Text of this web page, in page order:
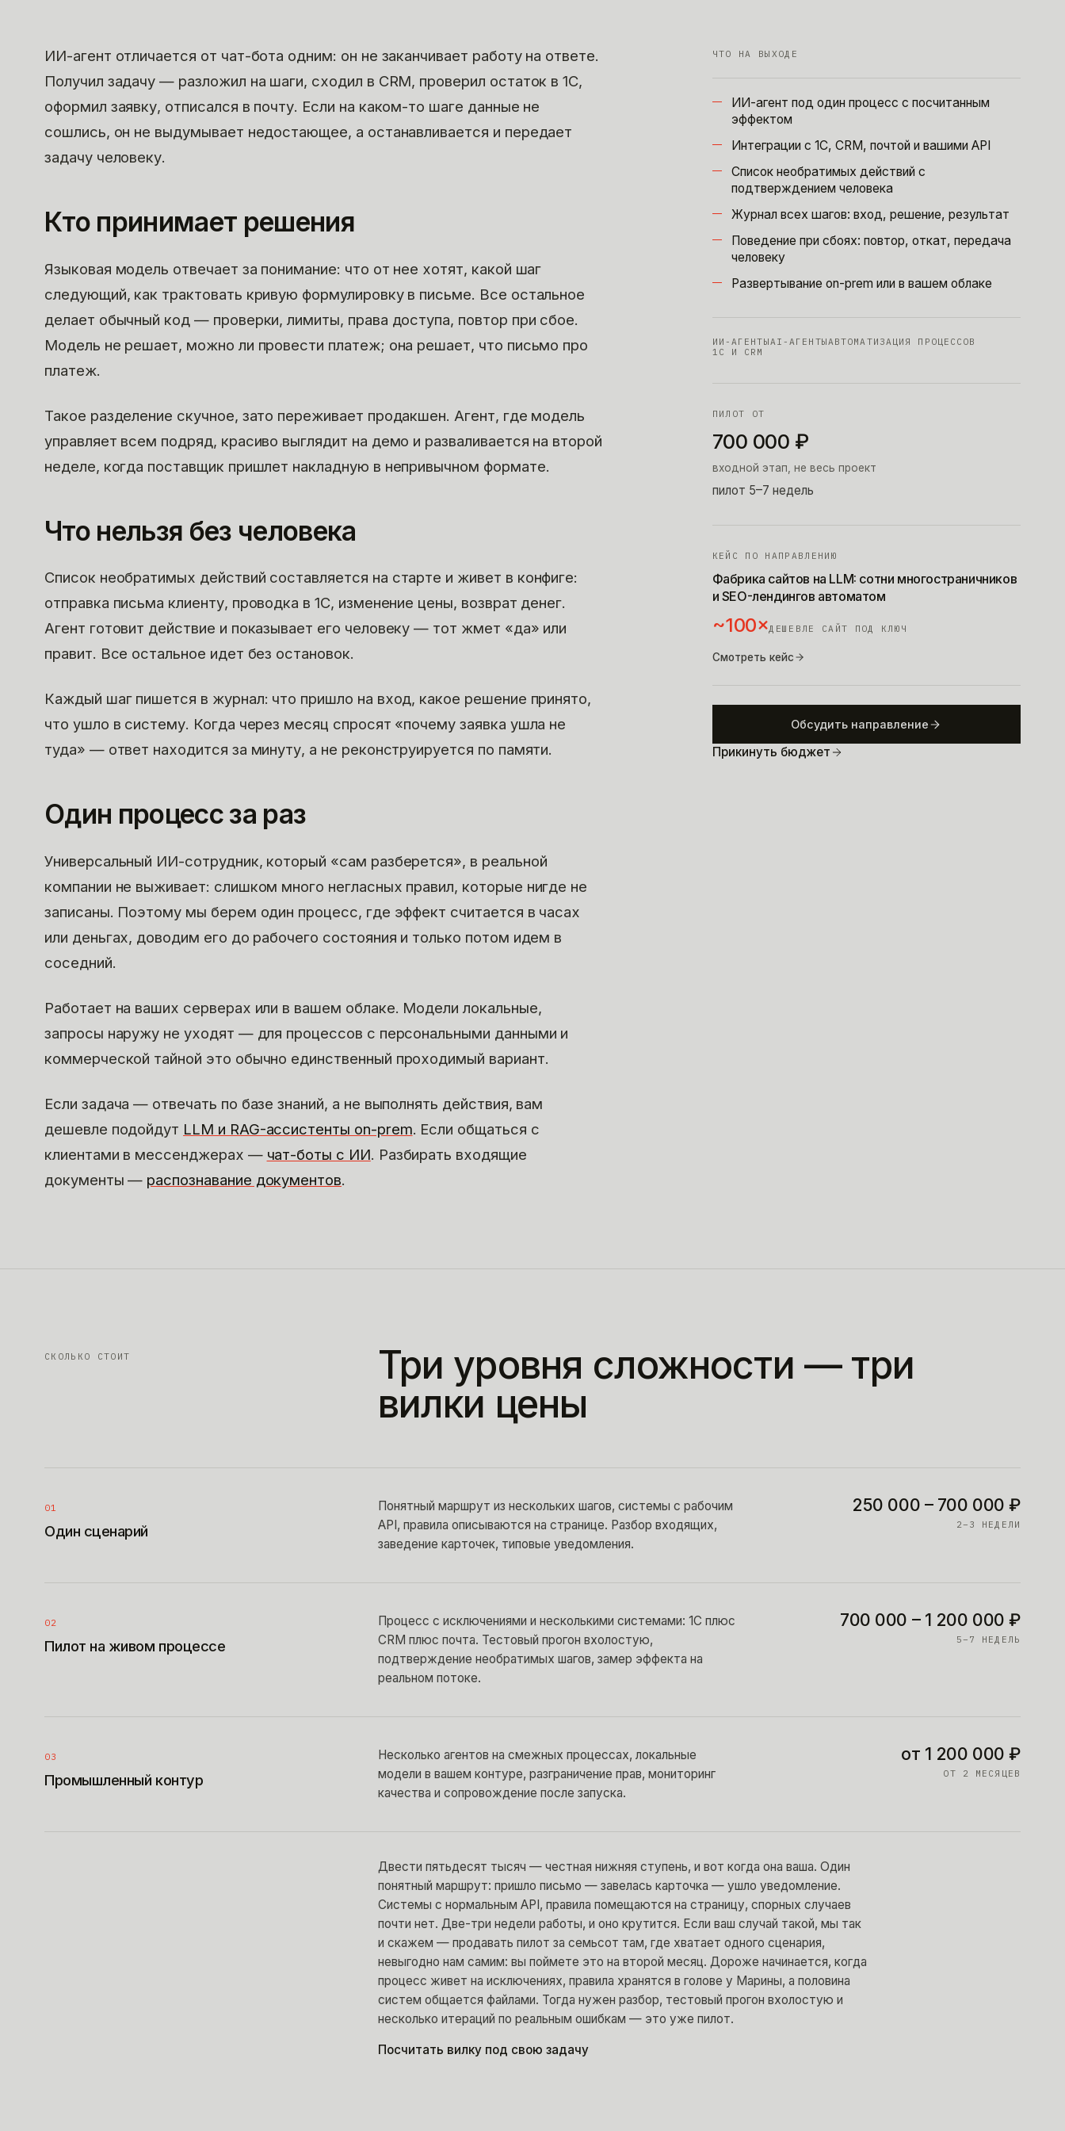
ИИ-агент отличается от чат-бота одним: он не заканчивает работу на ответе.
Получил задачу — разложил на шаги, сходил в CRM, проверил остаток в 1С,
оформил заявку, отписался в почту. Если на каком-то шаге данные не
сошлись, он не выдумывает недостающее, а останавливается и передает
задачу человеку.
Кто принимает решения
Языковая модель отвечает за понимание: что от нее хотят, какой шаг
следующий, как трактовать кривую формулировку в письме. Все остальное
делает обычный код — проверки, лимиты, права доступа, повтор при сбое.
Модель не решает, можно ли провести платеж; она решает, что письмо про
платеж.
Такое разделение скучное, зато переживает продакшен. Агент, где модель
управляет всем подряд, красиво выглядит на демо и разваливается на второй
неделе, когда поставщик пришлет накладную в непривычном формате.
Что нельзя без человека
Список необратимых действий составляется на старте и живет в конфиге:
отправка письма клиенту, проводка в 1С, изменение цены, возврат денег.
Агент готовит действие и показывает его человеку — тот жмет «да» или
правит. Все остальное идет без остановок.
Каждый шаг пишется в журнал: что пришло на вход, какое решение принято,
что ушло в систему. Когда через месяц спросят «почему заявка ушла не
туда» — ответ находится за минуту, а не реконструируется по памяти.
Один процесс за раз
Универсальный ИИ-сотрудник, который «сам разберется», в реальной
компании не выживает: слишком много негласных правил, которые нигде не
записаны. Поэтому мы берем один процесс, где эффект считается в часах
или деньгах, доводим его до рабочего состояния и только потом идем в
соседний.
Работает на ваших серверах или в вашем облаке. Модели локальные,
запросы наружу не уходят — для процессов с персональными данными и
коммерческой тайной это обычно единственный проходимый вариант.
Если задача — отвечать по базе знаний, а не выполнять действия, вам
дешевле подойдут LLM и RAG-ассистенты on-prem. Если общаться с
клиентами в мессенджерах — чат-боты с ИИ. Разбирать входящие
документы — распознавание документов.
ЧТО НА ВЫХОДЕ
ИИ-агент под один процесс с посчитанным
эффектом
Интеграции с 1С, CRM, почтой и вашими API
Список необратимых действий с
подтверждением человека
Журнал всех шагов: вход, решение, результат
Поведение при сбоях: повтор, откат, передача
человеку
Развертывание on-prem или в вашем облаке
ИИ-АГЕНТЫAI-АГЕНТЫАВТОМАТИЗАЦИЯ ПРОЦЕССОВ
1С И CRM
ПИЛОТ ОТ
700 000 ₽
входной этап, не весь проект
пилот 5–7 недель
КЕЙС ПО НАПРАВЛЕНИЮ
Фабрика сайтов на LLM: сотни многостраничников
и SEO-лендингов автоматом
~100×ДЕШЕВЛЕ САЙТ ПОД КЛЮЧ
Смотреть кейс
Обсудить направление
Прикинуть бюджет
СКОЛЬКО СТОИТ
Три уровня сложности — три
вилки цены
01
Один сценарий
Понятный маршрут из нескольких шагов, системы с рабочим
API, правила описываются на странице. Разбор входящих,
заведение карточек, типовые уведомления.
250 000 – 700 000 ₽
2–3 НЕДЕЛИ
02
Пилот на живом процессе
Процесс с исключениями и несколькими системами: 1С плюс
CRM плюс почта. Тестовый прогон вхолостую,
подтверждение необратимых шагов, замер эффекта на
реальном потоке.
700 000 – 1 200 000 ₽
5–7 НЕДЕЛЬ
03
Промышленный контур
Несколько агентов на смежных процессах, локальные
модели в вашем контуре, разграничение прав, мониторинг
качества и сопровождение после запуска.
от 1 200 000 ₽
ОТ 2 МЕСЯЦЕВ
Двести пятьдесят тысяч — честная нижняя ступень, и вот когда она ваша. Один
понятный маршрут: пришло письмо — завелась карточка — ушло уведомление.
Системы с нормальным API, правила помещаются на страницу, спорных случаев
почти нет. Две-три недели работы, и оно крутится. Если ваш случай такой, мы так
и скажем — продавать пилот за семьсот там, где хватает одного сценария,
невыгодно нам самим: вы поймете это на второй месяц. Дороже начинается, когда
процесс живет на исключениях, правила хранятся в голове у Марины, а половина
систем общается файлами. Тогда нужен разбор, тестовый прогон вхолостую и
несколько итераций по реальным ошибкам — это уже пилот.
Посчитать вилку под свою задачу